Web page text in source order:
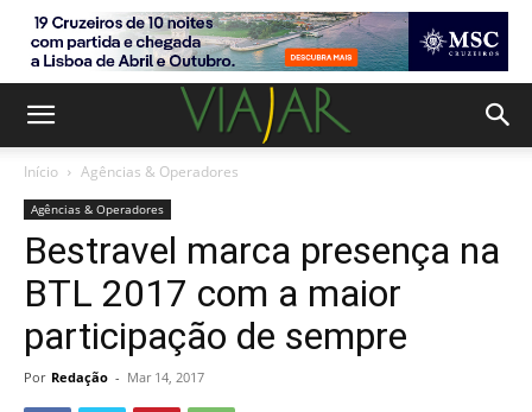
Início Agências & Operadores
Agências & Operadores
Bestravel marca presença na
BTL 2017 com a maior
participação de sempre
Por Redação - Mar 14, 2017